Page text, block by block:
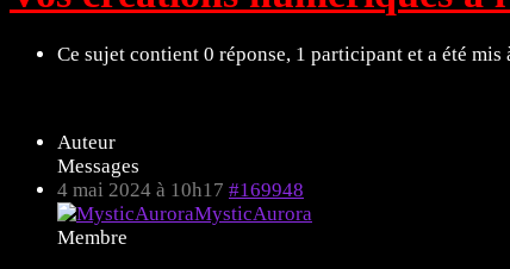
Ce sujet contient 0 réponse, 1 participant et a été
Auteur
Messages
4 mai 2024 à 10h17 #169948
MysticAurora
Membre